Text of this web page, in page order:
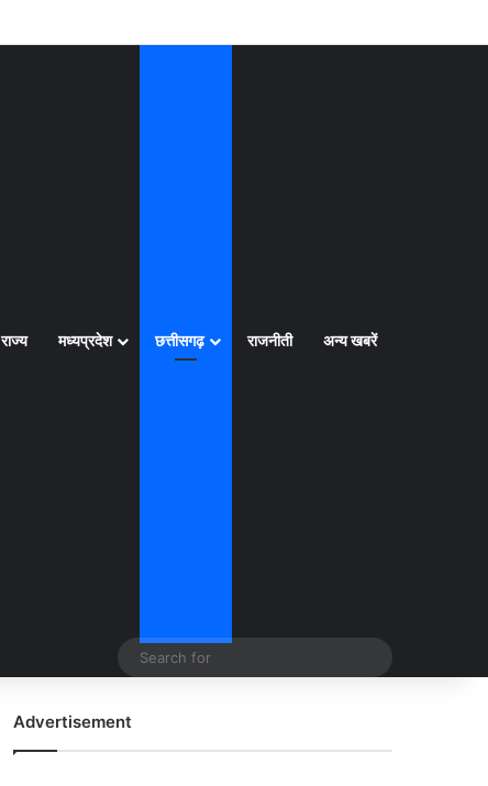
राज्य मध्यप्रदेश छत्तीसगढ़ राजनीती अन्य खबरें
Advertisement